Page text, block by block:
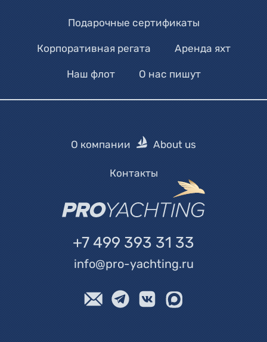
Подарочные сертификаты
Корпоративная регата Аренда яхт
Наш флот О нас пишут
О компании About us
Контакты
+7 499 393 31 33
info@pro-yachting.ru